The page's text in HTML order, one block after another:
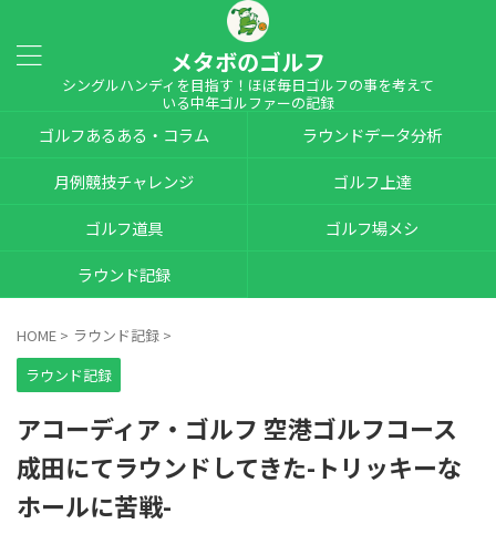
メタボのゴルフ
シングルハンディを目指す！ほぼ毎日ゴルフの事を考えて
いる中年ゴルファーの記録
ゴルフあるある・コラム
ラウンドデータ分析
月例競技チャレンジ
ゴルフ上達
ゴルフ道具
ゴルフ場メシ
ラウンド記録
HOME > ラウンド記録 >
ラウンド記録
アコーディア・ゴルフ 空港ゴルフコース
成田にてラウンドしてきた-トリッキーな
ホールに苦戦-